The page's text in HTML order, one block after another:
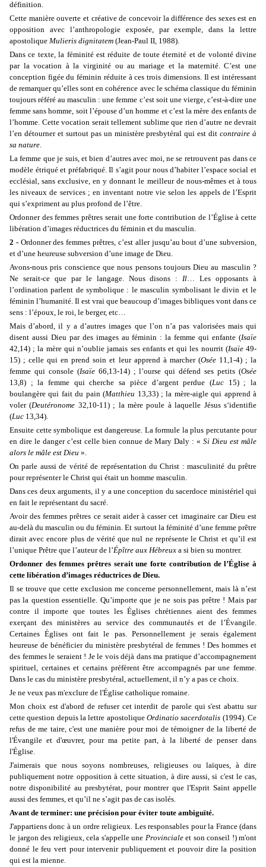
définition.
Cette manière ouverte et créative de concevoir la différence des sexes est en
opposition avec l’anthropologie exposée, par exemple, dans la lettre
apostolique Mulieris dignitatem (Jean-Paul II, 1988).
Dans ce texte, la féminité est réduite de toute éternité et de volonté divine
par la vocation à la virginité ou au mariage et la maternité. C’est une
conception figée du féminin réduite à ces trois dimensions. Il est intéressant
de remarquer qu’elles sont en cohérence avec le schéma classique du féminin
toujours référé au masculin : une femme c’est soit une vierge, c’est-à-dire une
femme sans homme, soit l’épouse d’un homme et c’est la mère des enfants de
l’homme. Cette vocation serait tellement sublime que rien d’autre ne devrait
l’en détourner et surtout pas un ministère presbytéral qui est ditcontraire à
sa nature
La femme que je suis, et bien d’autres avec moi, ne se retrouvent pas dans ce
modèle étriqué et préfabriqué. Il s’agit pour nous d’habiter l’espace social et
ecclésial, sans exclusive, en y donnant le meilleur de nous-mêmes et à tous
les niveaux de services ; en inventant notre vie selon les appels de l’Esprit
qui s’expriment au plus profond de l’être.
Ordonner des femmes prêtres serait une forte contribution de l’Église à cette
libération d’images réductrices du féminin et du masculin.
2 - Ordonner des femmes prêtres, c’est aller jusqu’au bout d’une subversion,
et d’une heureuse subversion d’une image de Dieu.
Avons-nous pris conscience que nous pensons toujours Dieu au masculin ?
Ne serait-ce que par le langage. Nous disons : Il … Les opposants à
l’ordination parlent de symbolique : le masculin symbolisant le divin et le
féminin l’humanité. Il est vrai que beaucoup d’images bibliques vont dans ce
sens : l’époux, le roi, le berger, etc…
Mais d’abord, il y a d’autres images que l’on n’a pas valorisées mais qui
disent aussi Dieu par des images au féminin : la femme qui enfante (Isaïe
42,14) ; la mère qui n’oublie jamais ses enfants et qui les nourrit (Isaïe49-
15) ; celle qui en prend soin et leur apprend à marcher (Osée11,1-4) ; la
femme qui console (Isaïe66,13-14) ; l’ourse qui défend ses petits (Osée
13,8) ; la femme qui cherche sa pièce d’argent perdue (Luc15) ; la
boulangère qui fait du pain (Matthieu 13,33) ; la mère-aigle qui apprend à
voler (Deutéronome 32,10-11) ; la mère poule à laquelle Jésus s‘identifie
(Luc 13,34).
Ensuite cette symbolique est dangereuse. La formule la plus percutante pour
en dire le danger c’est celle bien connue de Mary Daly : «Si Dieu est mâle
alors le mâle est Dieu ».
On parle aussi de vérité de représentation du Christ : masculinité du prêtre
pour représenter le Christ qui était un homme masculin.
Dans ces deux arguments, il y a une conception du sacerdoce ministériel qui
en fait le représentant du sacré.
Avoir des femmes prêtres ce serait aider à casser cet imaginaire car Dieu est
au-delà du masculin ou du féminin. Et surtout la féminité d’une femme prêtre
dirait avec encore plus de vérité que nul ne représente le Christ et qu’il est
l’unique Prêtre que l’auteur de l’Épître aux Hébreux a si bien su montrer.
Ordonner des femmes prêtres serait une forte contribution de l’Église à
cette libération d’images réductrices de Dieu.
Il se trouve que cette exclusion me concerne personnellement, mais là n’est
pas la question essentielle. Qu’importe que je ne sois pas prêtre ! Mais par
contre il importe que toutes les Églises chrétiennes aient des femmes
exerçant des ministères au service des communautés et de l’Évangile.
Certaines Églises ont fait le pas. Personnellement je serais également
heureuse de bénéficier du ministère presbytéral de femmes ! Des hommes et
des femmes le seraient ! Je le vois déjà dans ma pratique d’accompagnement
spirituel, certaines et certains préfèrent être accompagnés par une femme.
Dans le cas du ministère presbytéral, actuellement, il n’y a pas ce choix.
Je ne veux pas m'exclure de l'Église catholique romaine.
Mon choix est d'abord de refuser cet interdit de parole qui s'est abattu sur
cette question depuis la lettre apostolique Ordinatio sacerdotalis (1994). Ce
refus de me taire, c'est une manière pour moi de témoigner de la liberté de
l'Évangile et d'œuvrer, pour ma petite part, à la liberté de penser dans
l'Église.
J'aimerais que nous soyons nombreuses, religieuses ou laïques, à dire
publiquement notre opposition à cette situation, à dire aussi, si c'est le cas,
notre disponibilité au presbytérat, pour montrer que l'Esprit Saint appelle
aussi des femmes, et qu’il ne s’agit pas de cas isolés.
Avant de terminer: une précision pour éviter toute ambiguïté.
J'appartiens donc à un ordre religieux. Les responsables pour la France (dans
le jargon des religieux, cela s'appelle une Provincialeet son conseil !) m'ont
donné le feu vert pour intervenir publiquement et pouvoir dire la position
qui est la mienne.